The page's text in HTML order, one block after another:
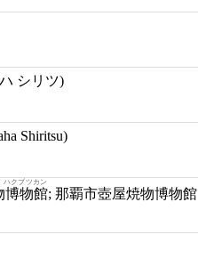
シリツ)
Shiritsu)
博物館
ハクブツカン
; 那覇市壺屋焼物博物館